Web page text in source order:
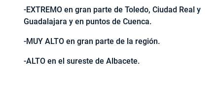
-EXTREMO en gran parte de Toledo, Ciudad Real y
Guadalajara y en puntos de Cuenca.
-MUY ALTO en gran parte de la región.
-ALTO en el sureste de Albacete.